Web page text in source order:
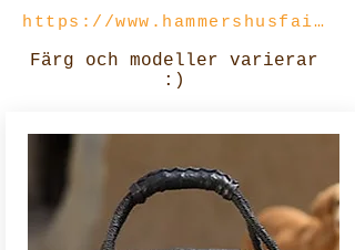
https://www.hammershusfairtrade.dk/produkter/index.php#.X65WOchKjIU
Färg och modeller varierar
:)